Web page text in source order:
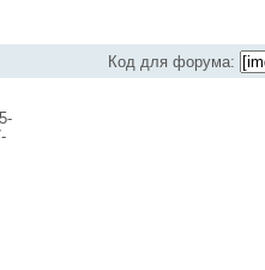
Код для форума: